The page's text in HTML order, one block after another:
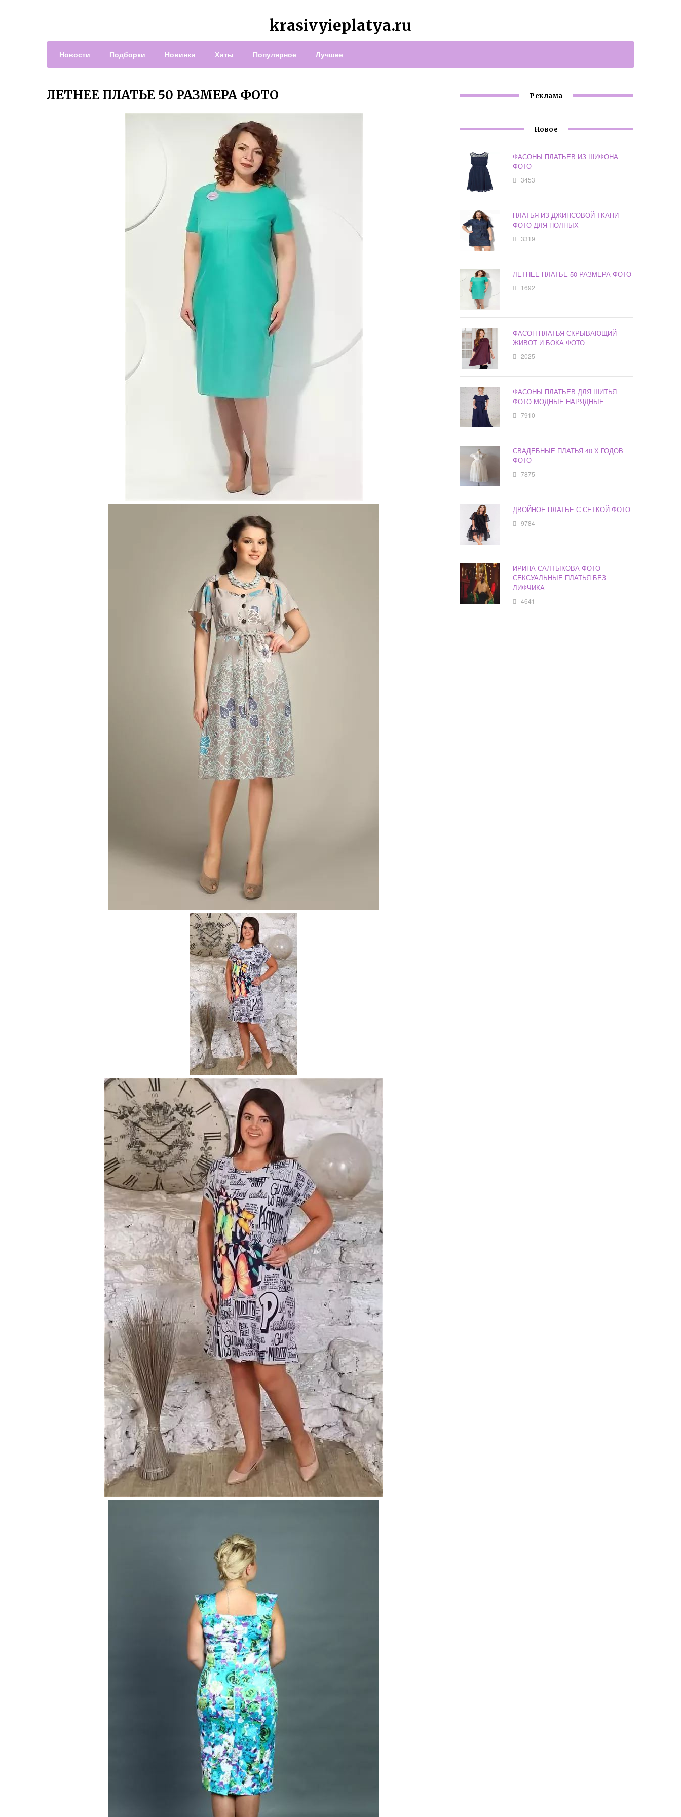
krasivyieplatya.ru
Новости Подборки Новинки Хиты Популярное Лучшее
ЛЕТНЕЕ ПЛАТЬЕ 50 РАЗМЕРА ФОТО Реклама
Новое
ФАСОНЫ ПЛАТЬЕВ ИЗ ШИФОНА
ФОТО
3453
ПЛАТЬЯ ИЗ ДЖИНСОВОЙ ТКАНИ
ФОТО ДЛЯ ПОЛНЫХ
3319
ЛЕТНЕЕ ПЛАТЬЕ 50 РАЗМЕРА ФОТО
1692
ФАСОН ПЛАТЬЯ СКРЫВАЮЩИЙ
ЖИВОТ И БОКА ФОТО
2025
ФАСОНЫ ПЛАТЬЕВ ДЛЯ ШИТЬЯ
ФОТО МОДНЫЕ НАРЯДНЫЕ
7910
СВАДЕБНЫЕ ПЛАТЬЯ 40 Х ГОДОВ
ФОТО
7875
ДВОЙНОЕ ПЛАТЬЕ С СЕТКОЙ ФОТО
9784
ИРИНА САЛТЫКОВА ФОТО
СЕКСУАЛЬНЫЕ ПЛАТЬЯ БЕЗ
ЛИФЧИКА
4641